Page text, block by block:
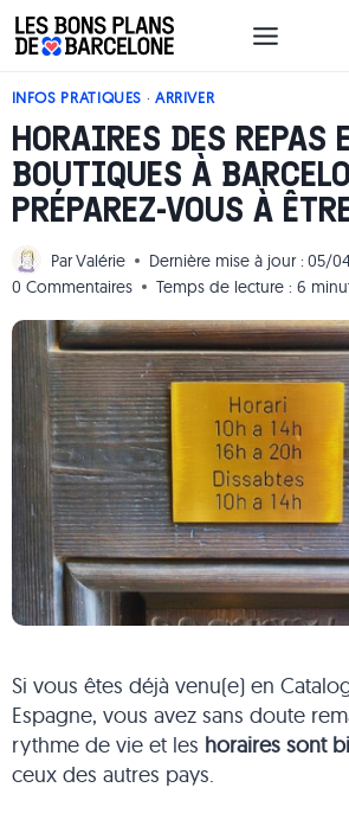
Aller
au
INFOS PRATIQUES · ARRIVER
HORAIRES DES REPAS
BOUTIQUES À
PRÉPAREZ-VOUS À
ParValérie Dernière mise à jour : 05/
0 Commentaires
Temps de lecture : 6
Si vous êtes déjà venu(e) en
Espagne, vous avez sans doute
rythme de vie et les horaires sont
ceux des autres pays.